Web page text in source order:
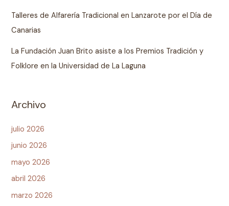
Talleres de Alfarería Tradicional en Lanzarote por el Día de
Canarias
La Fundación Juan Brito asiste a los Premios Tradición y
Folklore en la Universidad de La Laguna
Archivo
julio 2026
junio 2026
mayo 2026
abril 2026
marzo 2026